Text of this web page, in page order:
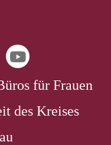
für Frauen
des Kreises